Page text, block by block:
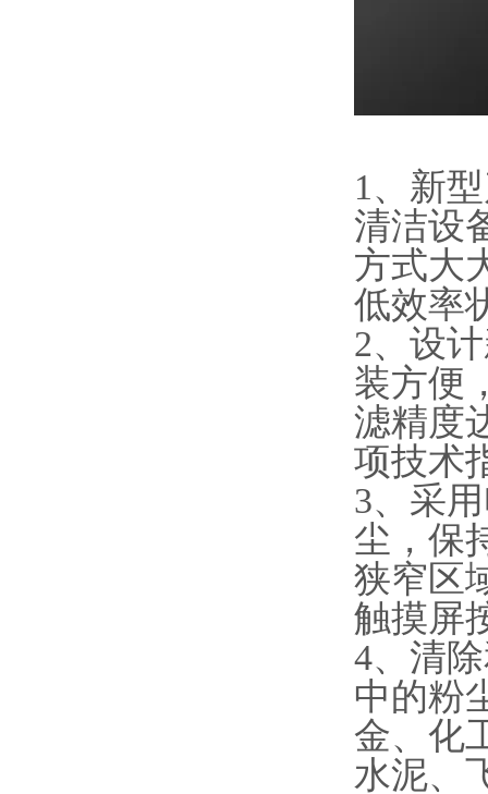
1、新
清洁设
方式大
低效率
2、设
装方便
滤精度
项技术
3、采
尘，保
狭窄区
触摸屏
4、清
中的粉
金、化
水泥、